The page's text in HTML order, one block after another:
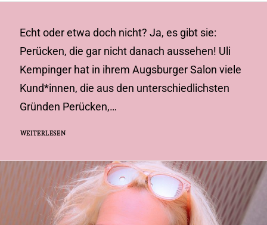
Echt oder etwa doch nicht? Ja, es gibt sie:
Perücken, die gar nicht danach aussehen! Uli
Kempinger hat in ihrem Augsburger Salon viele
Kund*innen, die aus den unterschiedlichsten
Gründen Perücken,…
WEITERLESEN